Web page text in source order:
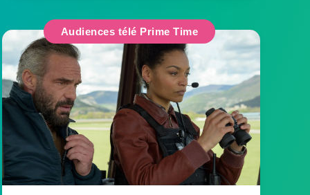
Audiences télé Prime Time